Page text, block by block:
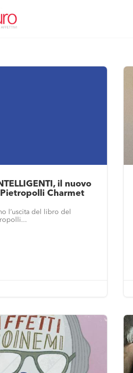
il nuovo
Charmet
l’uscita del libro del